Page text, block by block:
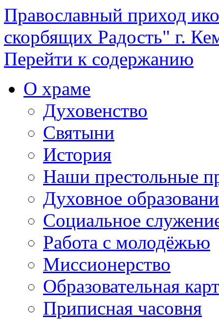
Православный приход
скорбящих Радость" г.
Перейти к содержанию
О храме
Духовенство
Святыни
История
Наши престольные
Духовное
Социальное
Работа с молодёжью
Миссионерство
Образовательная
Приписная часовня